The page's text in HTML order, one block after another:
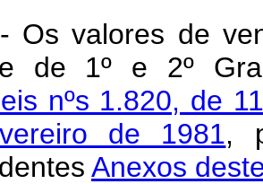
Os valores de
de 1º e 2º
nºs 1.820, de
de 1981,
Anexos